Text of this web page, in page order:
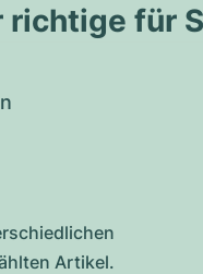
für
Artikel.